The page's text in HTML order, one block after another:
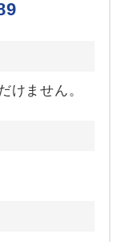
けません。